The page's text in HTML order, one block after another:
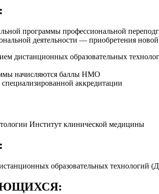
программы профессиональной
деятельности — приобретения
дистанционных образовательных
начисляются баллы НМО
аккредитации
Институт клинической медицины
образовательных технологий